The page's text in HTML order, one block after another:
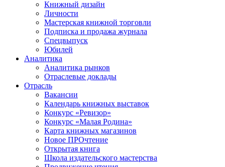
Книжный дизайн
Личности
Мастерская книжной торговли
Подписка и продажа журнала
Спецвыпуск
Юбилей
Аналитика
Аналитика рынков
Отраслевые доклады
Отрасль
Вакансии
Календарь книжных выставок
Конкурс «Ревизор»
Конкурс «Малая Родина»
Карта книжных магазинов
Новое ПРОчтение
Открытая книга
Школа издательского мастерства